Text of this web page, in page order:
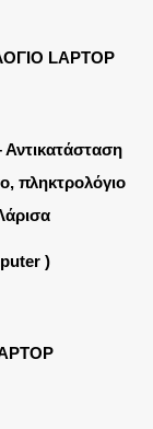
LAPTOP
πληκτρολόγιο
)